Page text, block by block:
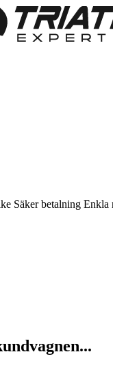
Säker betalning Enkla